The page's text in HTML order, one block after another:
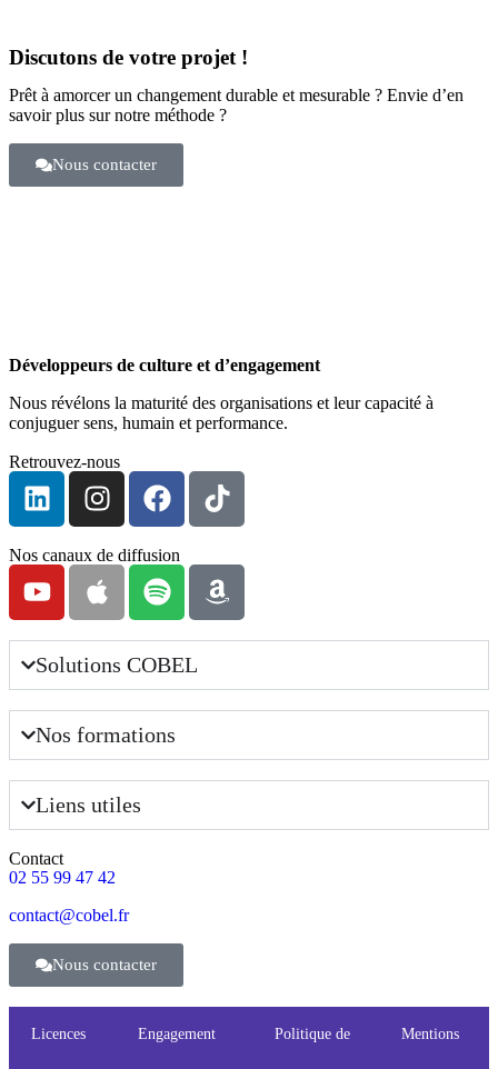
Discutons de votre projet !
Prêt à amorcer un changement durable et mesurable ? Envie d’en
savoir plus sur notre méthode ?
Nous contacter
Développeurs de culture et d’engagement
Nous révélons la maturité des organisations et leur capacité à
conjuguer sens, humain et performance.
Retrouvez-nous
Nos canaux de diffusion
Solutions COBEL
Nos formations
Liens utiles
Contact
02 55 99 47 42
contact@cobel.fr
Nous contacter
Licences Engagement Politique de Mentions